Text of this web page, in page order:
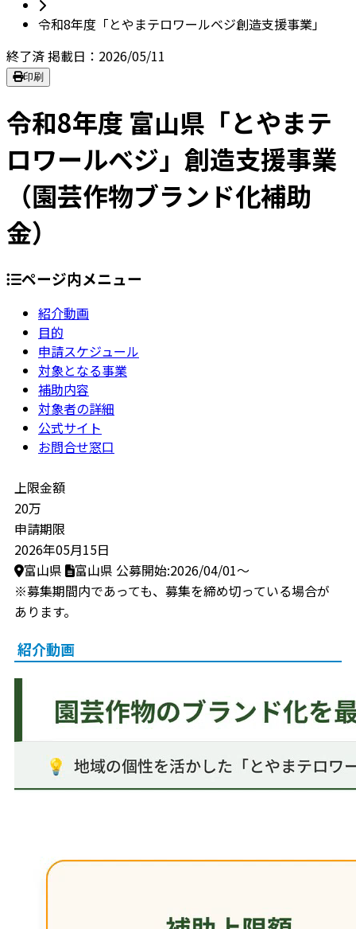
令和8年度「とやまテロワールベジ創造支援事業」
終了済掲載日：2026/05/11
印刷
令和8年度 富山県「とやまテ
ロワールベジ」創造支援事業
（園芸作物ブランド化補助
金）
ページ内メニュー
紹介動画
目的
申請スケジュール
対象となる事業
補助内容
対象者の詳細
公式サイト
お問合せ窓口
上限金額
20万
申請期限
2026年05月15日
富山県
富山県 公募開始:2026/04/01～
※募集期間内であっても、募集を締め切っている場合が
あります。
紹介動画